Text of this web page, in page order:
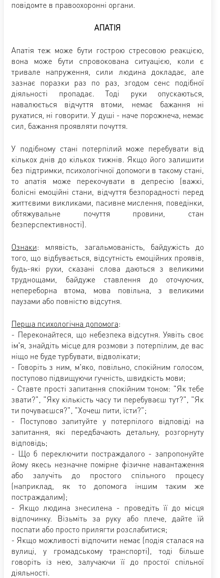
повідомте в правоохоронні органи.
АПАТІЯ
Апатія теж може бути гострою стресовою реакцією,
вона може бути спровокована ситуацією, коли є
тривале напруження, сили людина докладає, але
зазнає поразки раз по раз, згодом сенс подібної
діяльності пропадає. Тоді руки опускаються,
навалюється відчуття втоми, немає бажання ні
рухатися, ні говорити. У душі - наче порожнеча, немає
сил, бажання проявляти почуття.
У подібному стані потерпілий може перебувати від
кількох днів до кількох тижнів. Якщо його залишити
без підтримки, психологічної допомоги в такому стані,
то апатія може перекочувати в депресію (важкі,
болісні емоційні стани, відчуття безпорадності перед
життєвими викликами, пасивне мислення, поведінки,
обтяжувальне почуття провини, стан
безперспективності).
Ознаки: млявість, загальмованість, байдужість до
того, що відбувається, відсутність емоційних проявів,
будь-які рухи, сказані слова даються з великими
труднощами, байдуже ставлення до оточуючих,
непереборна втома, мова повільна, з великими
паузами або повністю відсутня.
Перша психологічна допомога:
- Переконайтеся, що небезпека відсутня. Уявіть своє
ім'я, знайдіть місце для розмови з потерпілим, де вас
ніщо не буде турбувати, відволікати;
- Говоріть з ним, м'яко, повільно, спокійним голосом,
поступово підвищуючи гучність, швидкість мови;
- Ставте прості запитання спокійним тоном: "Як тебе
звати?", "Яку кількість часу ти перебуваєш тут?", "Як
ти почуваєшся?", "Хочеш пити, їсти?";
- Поступово запитуйте у потерпілого відповіді на
запитання, які передбачають детальну, розгорнуту
відповідь;
- Що б переключити постраждалого - запропонуйте
йому якесь незначне помірне фізичне навантаження
або залучіть до простого спільного процесу
(наприклад, як то допомога іншим таким же
постраждалим);
- Якщо людина знесилена - проведіть її до місця
відпочинку. Візьміть за руку або плече, дайте їй
поспати або просто прилягти розслабитися;
- Якщо можливості відпочити немає (подія сталася на
вулиці, у громадському транспорті), тоді більше
говоріть із нею, залучаючи її до простої спільної
діяльності.